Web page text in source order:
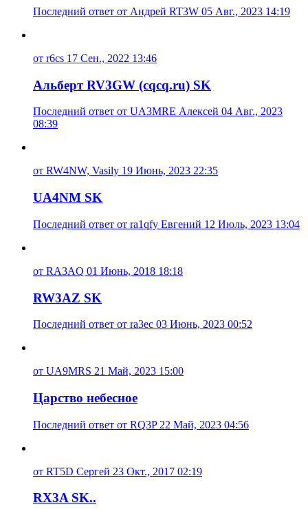
Последний ответ от Андрей RT3W 05 Авг., 2023 14:19
от r6cs 17 Сен., 2022 13:46
Альберт RV3GW (cqcq.ru) SK
Последний ответ от UA3MRE Алексей 04 Авг., 2023
08:39
от RW4NW, Vasily 19 Июнь, 2023 22:35
UA4NM SK
Последний ответ от ra1qfy Евгений 12 Июль, 2023 13:04
от RA3AQ 01 Июнь, 2018 18:18
RW3AZ SK
Последний ответ от ra3ec 03 Июнь, 2023 00:52
от UA9MRS 21 Май, 2023 15:00
Царство небесное
Последний ответ от RQ3P 22 Май, 2023 04:56
от RT5D Сергей 23 Окт., 2017 02:19
RX3A SK..